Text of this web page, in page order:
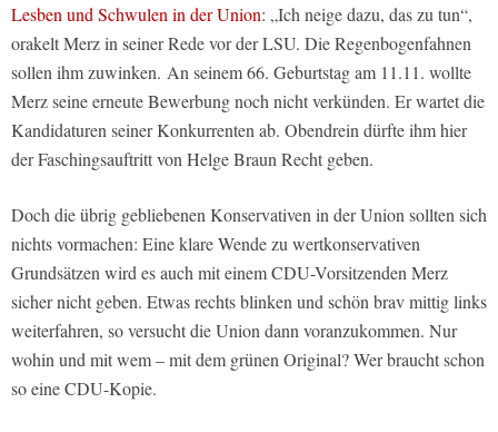
Lesben und Schwulen in der Union: „Ich neige dazu, das zu tun“,
orakelt Merz in seiner Rede vor der LSU. Die Regenbogenfahnen
sollen ihm zuwinken. An seinem 66. Geburtstag am 11.11. wollte
Merz seine erneute Bewerbung noch nicht verkünden. Er wartet die
Kandidaturen seiner Konkurrenten ab. Obendrein dürfte ihm hier
der Faschingsauftritt von Helge Braun Recht geben.
Doch die übrig gebliebenen Konservativen in der Union sollten sich
nichts vormachen: Eine klare Wende zu wertkonservativen
Grundsätzen wird es auch mit einem CDU-Vorsitzenden Merz
sicher nicht geben. Etwas rechts blinken und schön brav mittig links
weiterfahren, so versucht die Union dann voranzukommen. Nur
wohin und mit wem – mit dem grünen Original? Wer braucht schon
so eine CDU-Kopie.